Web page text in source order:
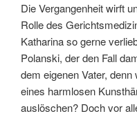
Die Vergangenheit wirft
Rolle des
Katharina so gerne
Polanski, der den Fall
dem eigenen Vater,
eines harmlosen
auslöschen? Doch vor